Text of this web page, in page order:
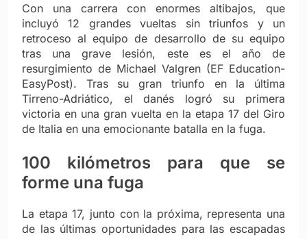
Con una carrera con enormes altibajos, que
incluyó 12 grandes vueltas sin triunfos y un
retroceso al equipo de desarrollo de su equipo
tras una grave lesión, este es el año de
resurgimiento de Michael Valgren (EF Education-
EasyPost). Tras su gran triunfo en la última
Tirreno-Adriático, el danés logró su primera
victoria en una gran vuelta en la etapa 17 del Giro
de Italia en una emocionante batalla en la fuga.
100 kilómetros para que se
forme una fuga
La etapa 17, junto con la próxima, representa una
de las últimas oportunidades para las escapadas